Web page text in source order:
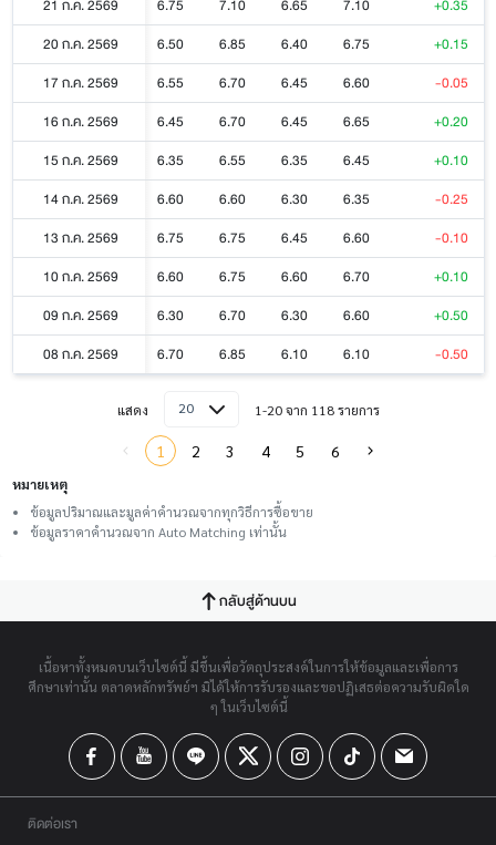
21 ก.ค. 2569
6.75 7.10 6.65 7.10
+0.35
20 ก.ค. 2569
6.50 6.85 6.40 6.75
+0.15
17 ก.ค. 2569
6.55 6.70 6.45 6.60
-0.05
16 ก.ค. 2569
6.45 6.70 6.45 6.65
+0.20
15 ก.ค. 2569
6.35 6.55 6.35 6.45
+0.10
14 ก.ค. 2569
6.60 6.60 6.30 6.35
-0.25
13 ก.ค. 2569
6.75 6.75 6.45 6.60
-0.10
10 ก.ค. 2569
6.60 6.75 6.60 6.70
+0.10
09 ก.ค. 2569
6.30 6.70 6.30 6.60
+0.50
08 ก.ค. 2569
6.70 6.85 6.10 6.10 -0.50
แสดง 20 1-20 จาก 118 รายการ
1 2 3 4 5 6
หมายเหตุ
ข้อมูลปริมาณและมูลค่าคำนวณจากทุกวิธีการซื้อขาย
ข้อมูลราคาคำนวณจาก Auto Matching เท่านั้น
กลับสู่ด้านบน
เนื้อหาทั้งหมดบนเว็บไซต์นี้ มีขึ้นเพื่อวัตถุประสงค์ในการให้ข้อมูลและเพื่อการ
ศึกษาเท่านั้น ตลาดหลักทรัพย์ฯ มิได้ให้การรับรองและขอปฏิเสธต่อความรับผิดใด
ๆ ในเว็บไซต์นี้
ติดต่อเรา